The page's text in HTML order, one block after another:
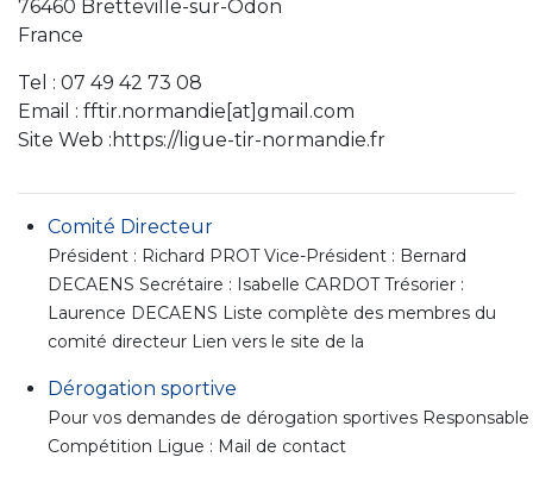
76460 Bretteville-sur-Odon
France
Tel : 07 49 42 73 08
Email : fftir.normandie[at]gmail.com
Site Web :https://ligue-tir-normandie.fr
Comité Directeur
Président : Richard PROT Vice-Président : Bernard
DECAENS Secrétaire : Isabelle CARDOT Trésorier :
Laurence DECAENS Liste complète des membres du
comité directeur Lien vers le site de la
Dérogation sportive
Pour vos demandes de dérogation sportives Responsable
Compétition Ligue : Mail de contact